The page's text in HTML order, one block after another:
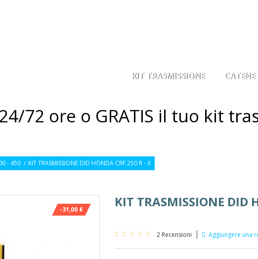
KIT TRASMISSIONE CATENE
72 ore o GRATIS il tuo kit
- 450 / KIT TRASMISSIONE DID HONDA CRF 250 R - X
-31,00 € KIT TRASMISSIONE DID
2 Recensioni Aggiungere una